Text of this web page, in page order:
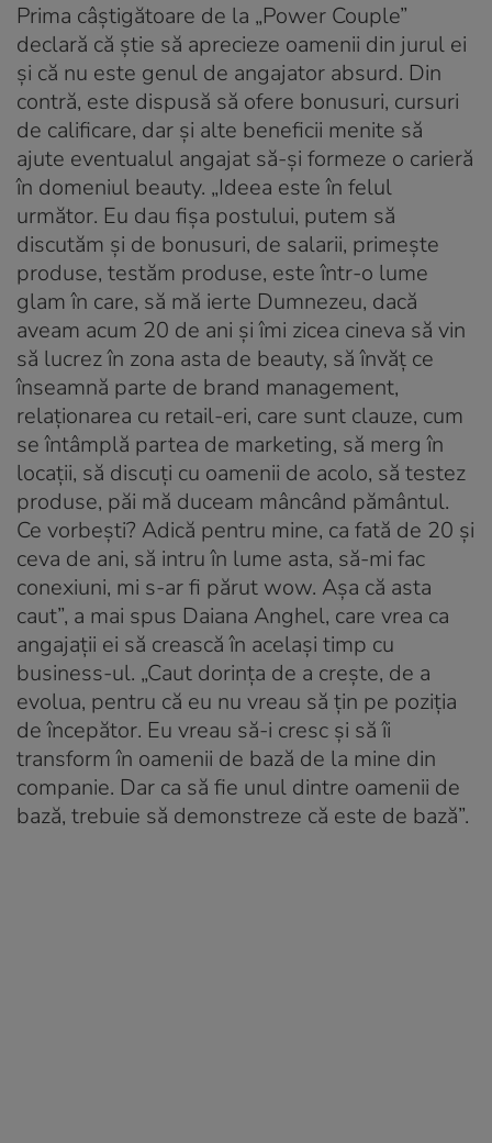
Prima câștigătoare de la „Power Couple”
declară că știe să aprecieze oamenii din jurul ei
și că nu este genul de angajator absurd. Din
contră, este dispusă să ofere bonusuri, cursuri
de calificare, dar și alte beneficii menite să
ajute eventualul angajat să-și formeze o carieră
în domeniul beauty. „Ideea este în felul
următor. Eu dau fișa postului, putem să
discutăm și de bonusuri, de salarii, primește
produse, testăm produse, este într-o lume
glam în care, să mă ierte Dumnezeu, dacă
aveam acum 20 de ani și îmi zicea cineva să vin
să lucrez în zona asta de beauty, să învăț ce
înseamnă parte de brand management,
relaționarea cu retail-eri, care sunt clauze, cum
se întâmplă partea de marketing, să merg în
locații, să discuți cu oamenii de acolo, să testez
produse, păi mă duceam mâncând pământul.
Ce vorbești? Adică pentru mine, ca fată de 20 și
ceva de ani, să intru în lume asta, să-mi fac
conexiuni, mi s-ar fi părut wow. Așa că asta
caut”, a mai spus Daiana Anghel, care vrea ca
angajații ei să crească în același timp cu
business-ul. „Caut dorința de a crește, de a
evolua, pentru că eu nu vreau să țin pe poziția
de începător. Eu vreau să-i cresc și să îi
transform în oamenii de bază de la mine din
companie. Dar ca să fie unul dintre oamenii de
bază, trebuie să demonstreze că este de bază”.